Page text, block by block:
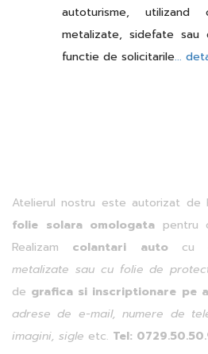
autoturisme, utilizand
metalizate, sidefate sau
functie de solicitarile...
Atelierul nostru este autorizat de
folie solara omologata pentru
Realizam colantari autocu
metalizate sau cu folie de
de grafica si inscriptionare pe
adrese de e-mail, numere de
imagini, sigle etc. Tel: